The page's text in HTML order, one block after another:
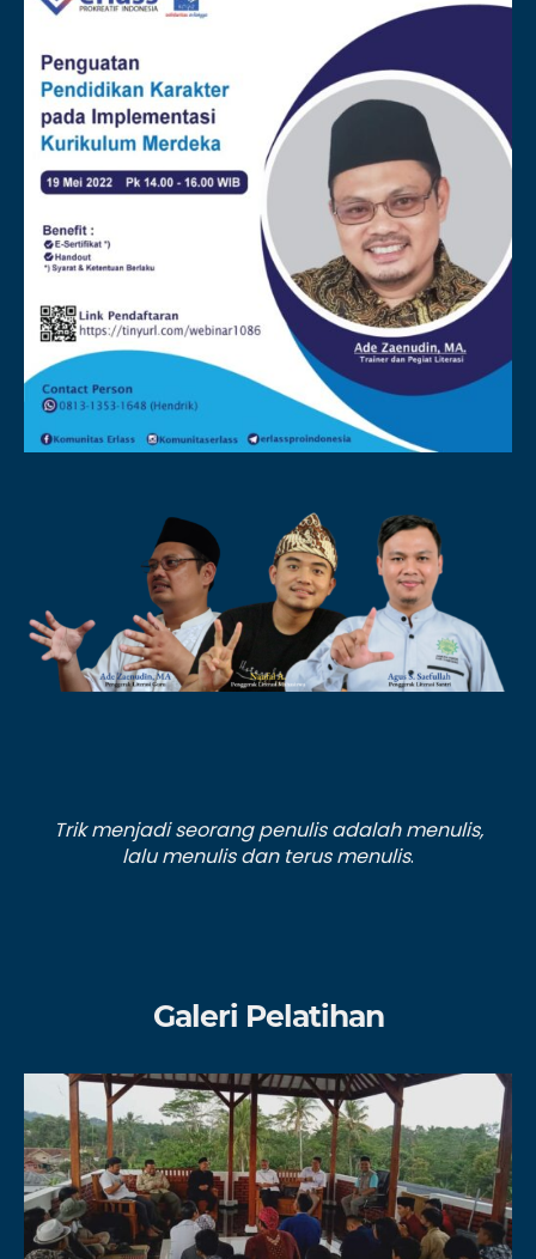
Trik menjadi seorang penulis adalah menulis,
lalu menulis dan terus menulis.
Galeri Pelatihan